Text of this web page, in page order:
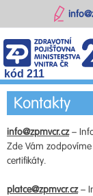
kód 211
Kontakty
info@zpmvcr.cz–
Zde Vám
certifikáty.
platce@zpmvcr.cz–